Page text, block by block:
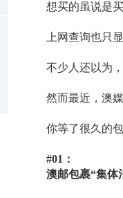
想买的虽说是
上网查询也只
不少人还以为
然而最近，澳
你等了很久的
#01：
澳邮包裹“集体